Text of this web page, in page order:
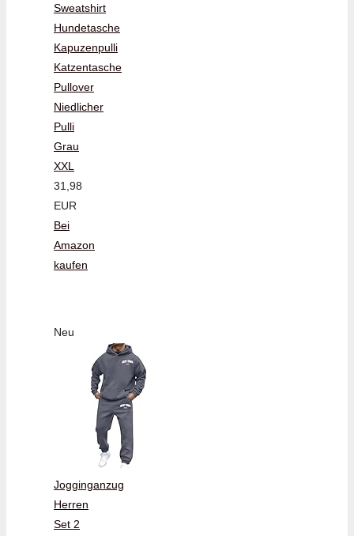
Sweatshirt
Hundetasche
Kapuzenpulli
Katzentasche
Pullover
Niedlicher
Pulli
Grau
XXL
31,98
EUR
Bei
Amazon
kaufen
Neu
Jogginganzug
Herren
Set 2